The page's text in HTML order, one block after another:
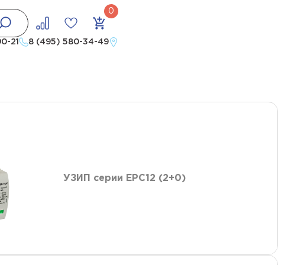
21 8 (495) 580-34-49
3
УЗИП серии ЕРС12 (2+0)